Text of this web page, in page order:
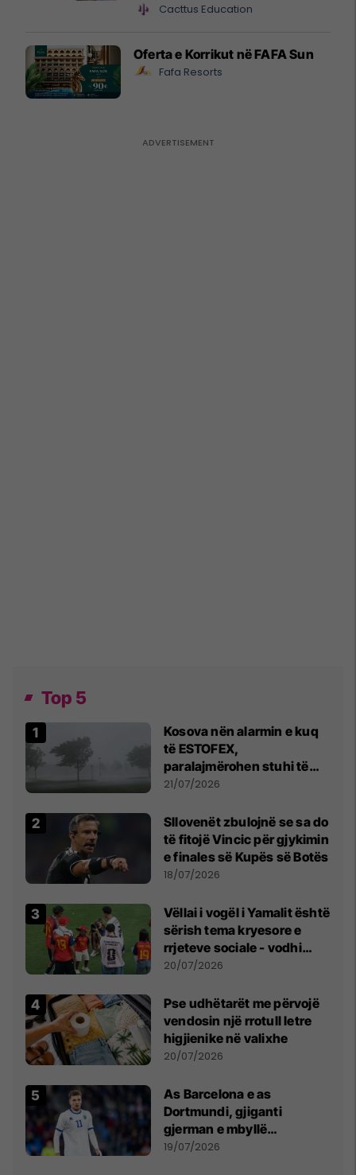
Cacttus Education
Oferta e Korrikut në FAFA Sun
Fafa Resorts
Top 5
Kosova nën alarmin e kuq
të ESTOFEX,
paralajmërohen stuhi të
fuqishme me breshër dhe
21/07/2026
Sllovenët zbulojnë se sa do
të fitojë Vincic për gjykimin
e finales së Kupës së Botës
18/07/2026
Vëllai i vogël i Yamalit është
sërish tema kryesore e
rrjeteve sociale - vodhi
vëmendjen pas finales së
20/07/2026
Pse udhëtarët me përvojë
vendosin një rrotull letre
higjienike në valixhe
20/07/2026
As Barcelona e as
Dortmundi, gjiganti
gjerman e mbyllë
marrëveshjen për Fisnik
19/07/2026